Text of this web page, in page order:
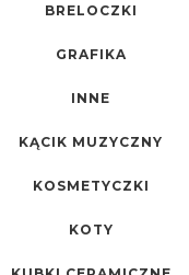
BRELOCZKI
GRAFIKA
INNE
KĄCIK MUZYCZNY
KOSMETYCZKI
KOTY